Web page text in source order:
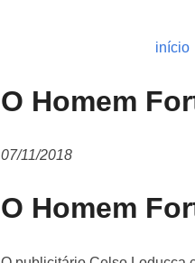
início
O Homem
07/11/2018
O Homem